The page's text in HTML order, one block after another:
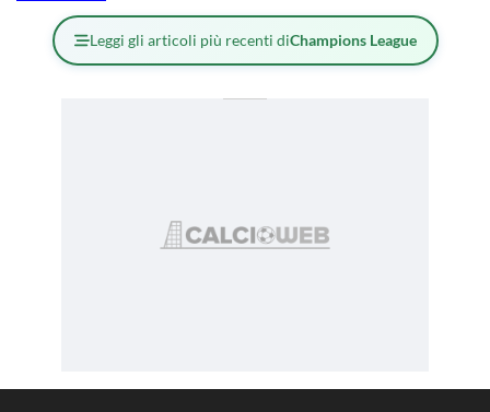
Leggi gli articoli più recenti diChampions League